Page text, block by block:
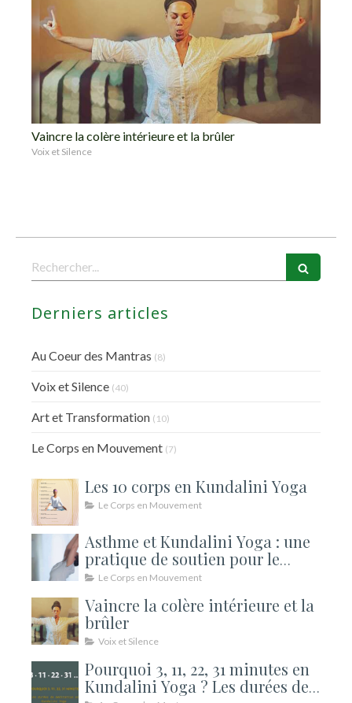
Vaincre la colère intérieure et la brûler
Voix et Silence
Rechercher
Derniers articles
Au Coeur des Mantras (8)
Voix et Silence (40)
Art et Transformation (10)
Le Corps en Mouvement (7)
Les 10 corps en Kundalini Yoga
Le Corps en Mouvement
Asthme et Kundalini Yoga : une
pratique de soutien pour le
souffle
Le Corps en Mouvement
Vaincre la colère intérieure et la
brûler
Voix et Silence
Pourquoi 3, 11, 22, 31 minutes en
Kundalini Yoga ? Les durées de